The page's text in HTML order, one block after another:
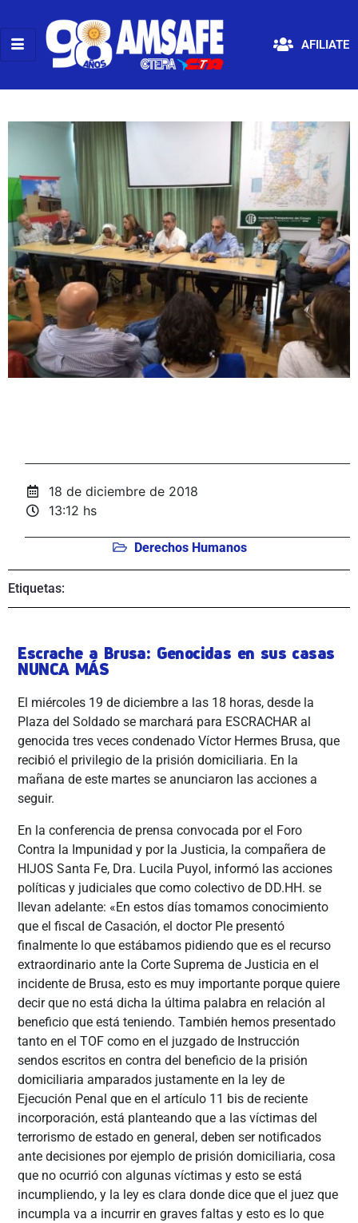
AFILIATE
18 de diciembre de 2018
13:12 hs
Derechos Humanos
Etiquetas:
Escrache a Brusa: Genocidas en sus casas
NUNCA MÁS
El miércoles 19 de diciembre a las 18 horas, desde la
Plaza del Soldado se marchará para ESCRACHAR al
genocida tres veces condenado Víctor Hermes Brusa, que
recibió el privilegio de la prisión domiciliaria. En la
mañana de este martes se anunciaron las acciones a
seguir.
En la conferencia de prensa convocada por el Foro
Contra la Impunidad y por la Justicia, la compañera de
HIJOS Santa Fe, Dra. Lucila Puyol, informó las acciones
políticas y judiciales que como colectivo de DD.HH. se
llevan adelante: «En estos días tomamos conocimiento
que el fiscal de Casación, el doctor Ple presentó
finalmente lo que estábamos pidiendo que es el recurso
extraordinario ante la Corte Suprema de Justicia en el
incidente de Brusa, esto es muy importante porque quiere
decir que no está dicha la última palabra en relación al
beneficio que está teniendo. También hemos presentado
tanto en el TOF como en el juzgado de Instrucción
sendos escritos en contra del beneficio de la prisión
domiciliaria amparados justamente en la ley de
Ejecución Penal que en el artículo 11 bis de reciente
incorporación, está planteando que a las víctimas del
terrorismo de estado en general, deben ser notificados
ante decisiones por ejemplo de prisión domiciliaria, cosa
que no ocurrió con algunas víctimas y esto se está
incumpliendo, y la ley es clara donde dice que el juez que
incumpla va a incurrir en graves faltas y esto es lo que